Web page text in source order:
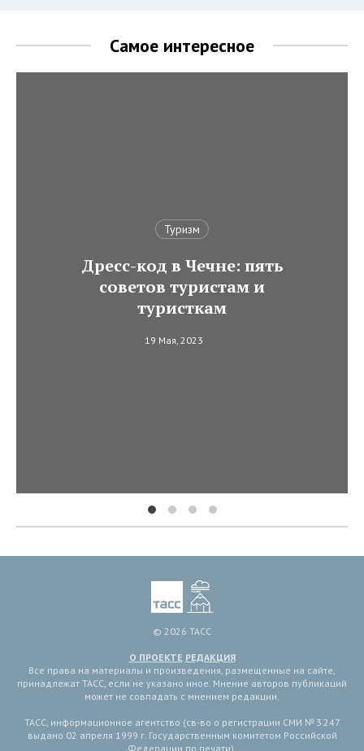
Самое интересное
Туризм
Дресс-код в Чечне: пять
советов туристам и
туристкам
19 Мая, 2023
© 2026 ТАСС
О ПРОЕКТЕ РЕДАКЦИЯ
Все права на материалы и произведения, размещенные на сайте,
принадлежат ТАСС, если не указано иное. Мнение авторов публикаций
может не совпадать с мнением редакции.
ТАСС, информационное агентство (св-во о регистрации СМИ № 3 247
выдано 02 апреля 1999 г. Государственным комитетом Российской
Федерации по печати).